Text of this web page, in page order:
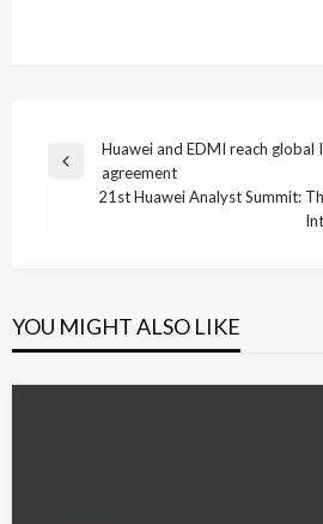
Post
navigation
Previous
Huawei and EDMI reach global
agreement
21st Huawei Analyst Summit:
YOU MIGHT ALSO LIKE